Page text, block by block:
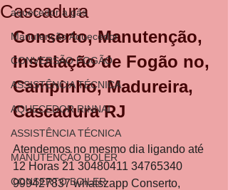
aquecedor a gás
Manutenção Aquecedor
CONVERSÃO FOGÃO
ASSISTÊNCIA TÉCNICA
AQUECEDOR RINNAI
ASSISTÊNCIA TÉCNICA
MANUTENÇÃO BOLER
CONSERTO BOILER
Cascadura
Conserto, Manutenção,
Instalação de Fogão no,
Campinho, Madureira,
Cascadura RJ
Atendemos no mesmo dia ligando até
12 Horas 21 30480411 34765340
999427837 whatszapp Conserto,